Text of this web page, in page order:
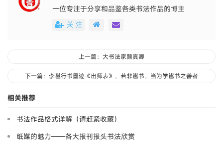
一位专注于分享和品鉴各类书法作品的博主
关 注
上一篇：大书法家颜真卿
下一篇：李邕行书墨迹《出师表》，若非邕书，当为学邕书之善者
相关推荐
书法作品格式详解（请赶紧收藏）
纸媒的魅力——各大报刊报头书法欣赏